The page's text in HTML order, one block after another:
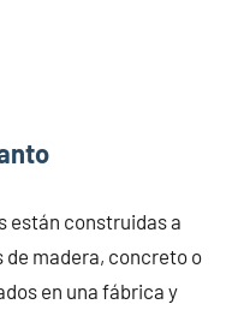
están construidas a
madera, concreto o
en una fábrica y